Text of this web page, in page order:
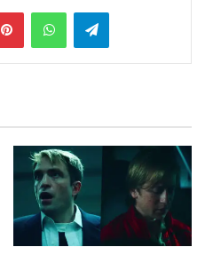
PinterestWhatsAppTelegram